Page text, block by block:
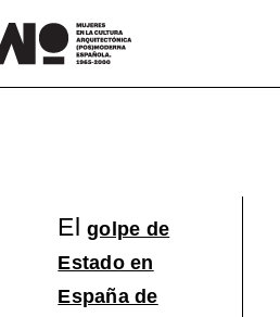
al
Elgolpe de
Estado en
España de